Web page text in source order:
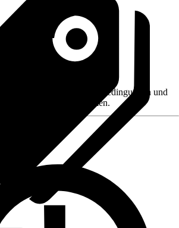
wie z. B. Rückgabebedingungen und
auf den Verkäufernamen.